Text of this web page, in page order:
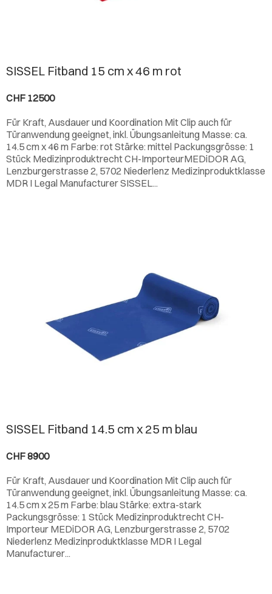
SISSEL Fitband 15 cm x 46 m rot
CHF 12500
Für Kraft, Ausdauer und Koordination Mit Clip auch für
Türanwendung geeignet, inkl. Übungsanleitung Masse: ca.
14.5 cm x 46 m Farbe: rot Stärke: mittel Packungsgrösse: 1
Stück Medizinproduktrecht CH-ImporteurMEDiDOR AG,
Lenzburgerstrasse 2, 5702 Niederlenz Medizinproduktklasse
MDR I Legal ManufacturerSISSEL...
SISSEL Fitband 14.5 cm x 25 m blau
CHF 8900
Für Kraft, Ausdauer und Koordination Mit Clip auch für
Türanwendung geeignet, inkl. Übungsanleitung Masse: ca.
14.5 cm x 25 m Farbe: blau Stärke: extra-stark
Packungsgrösse: 1 Stück Medizinproduktrecht CH-
Importeur MEDiDOR AG, Lenzburgerstrasse 2, 5702
Niederlenz Medizinproduktklasse MDR I Legal
Manufacturer...